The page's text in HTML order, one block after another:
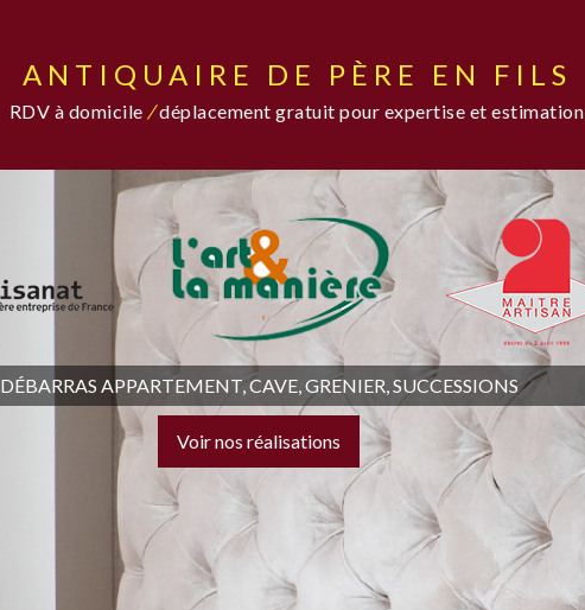
ANTIQUAIRE DE PÈRE EN FILS
RDV à domicile /déplacement gratuit pour expertise et estimation
DÉBARRAS APPARTEMENT, CAVE, GRENIER, SUCCESSIONS
Voir nos réalisations